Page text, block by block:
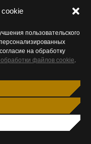
пользовательского
на обработку
файлов cookie.
сети?